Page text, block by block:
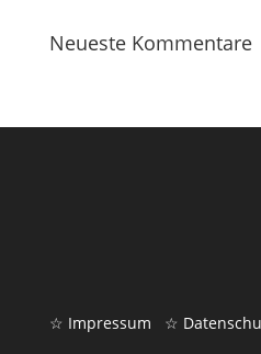
Neueste Kommentare
☆ Impressum ☆